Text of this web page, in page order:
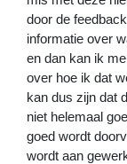
door de
informatie over
en dan kan ik
over hoe ik dat
kan dus zijn dat
niet helemaal
goed wordt
wordt aan